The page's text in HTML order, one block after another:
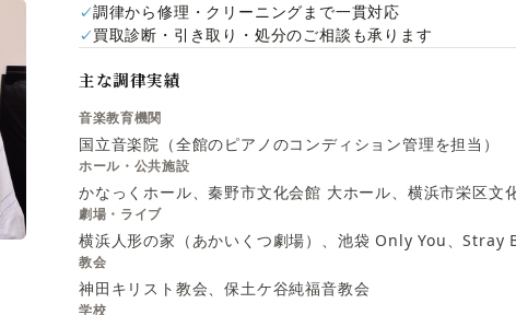
調律から修理・クリーニングまで一貫対応
買取診断・引き取り・処分のご相談も承ります
主な調律実績
音楽教育機関
国立音楽院（全館のピアノのコンディション管理を担当）
ホール・公共施設
かなっくホール、秦野市文化会館 大ホール、横浜市栄区文
劇場・ライブ
横浜人形の家（あかいくつ劇場）、池袋 Only You、Stray
教会
神田キリスト教会、保土ケ谷純福音教会
学校